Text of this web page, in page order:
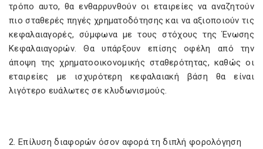
τρόπο αυτο, θα ενθαρρυνθούν οι εταιρείες να αναζητούν
πιο σταθερές πηγές χρηματοδότησης και να αξιοποιούν τις
κεφαλαιαγορές, σύμφωνα με τους στόχους της Ένωσης
Κεφαλαιαγορών. Θα υπάρξουν επίσης οφέλη από την
άποψη της χρηματοοικονομικής σταθερότητας, καθώς οι
εταιρείες με ισχυρότερη κεφαλαιακή βάση θα είναι
λιγότερο ευάλωτες σε κλυδωνισμούς.
2. Επίλυση διαφορών όσον αφορά τη διπλή φορολόγηση